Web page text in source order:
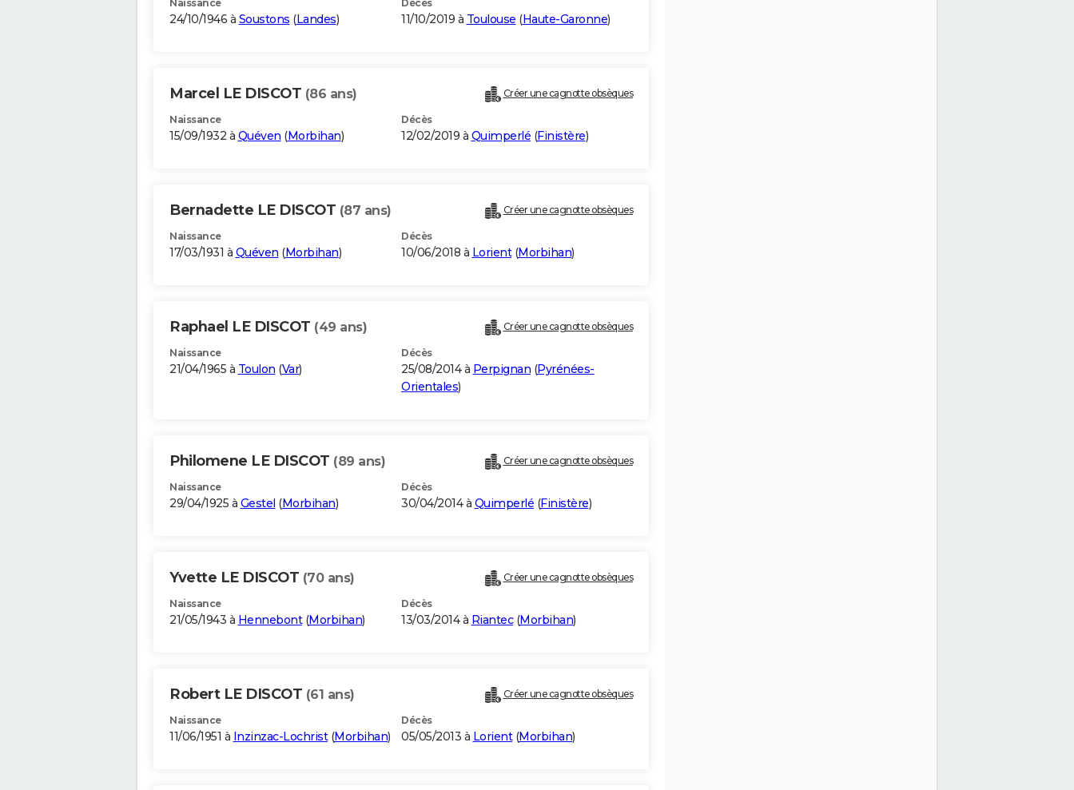
Naissance
24/10/1946 à Soustons (Landes)
Décès
11/10/2019 à Toulouse (Haute-Garonne)
Marcel LE DISCOT (86 ans) Créer une cagnotte obsèques
Naissance
15/09/1932 à Quéven (Morbihan)
Décès
12/02/2019 à Quimperlé (Finistère)
Bernadette LE DISCOT (87 ans) Créer une cagnotte obsèques
Naissance
17/03/1931 à Quéven (Morbihan)
Décès
10/06/2018 à Lorient(Morbihan)
Raphael LE DISCOT (49 ans) Créer une cagnotte obsèques
Naissance
21/04/1965 à Toulon (Var)
Décès
25/08/2014 à Perpignan (Pyrénées-
Orientales)
Philomene LE DISCOT (89 ans) Créer une cagnotte obsèques
Naissance
29/04/1925 à Gestel (Morbihan)
Décès
30/04/2014 à Quimperlé (Finistère)
Yvette LE DISCOT (70 ans) Créer une cagnotte obsèques
Naissance
21/05/1943 à Hennebont(Morbihan)
Décès
13/03/2014 à Riantec(Morbihan)
Robert LE DISCOT (61 ans) Créer une cagnotte obsèques
Naissance
11/06/1951 à Inzinzac-Lochrist(Morbihan)
Décès
05/05/2013 à Lorient(Morbihan)